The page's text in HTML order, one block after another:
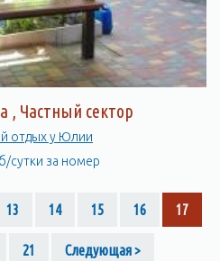
, Частный сектор
отдых у Юлии
сутки за номер
13 14 15 16 17
21 Следующая >